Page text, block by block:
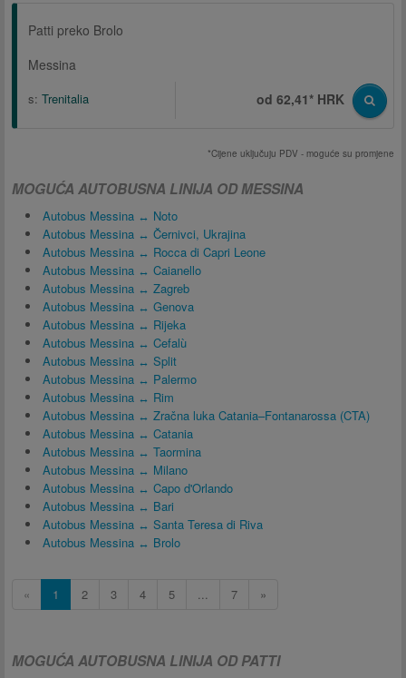
Patti preko Brolo
Messina
s: Trenitalia od 62,41* HRK
*Cijene uključuju PDV - moguće su promjene
MOGUĆA AUTOBUSNA LINIJA OD MESSINA
Autobus Messina ↔ Noto
Autobus Messina ↔ Černivci, Ukrajina
Autobus Messina ↔ Rocca di Capri Leone
Autobus Messina ↔ Caianello
Autobus Messina ↔ Zagreb
Autobus Messina ↔ Genova
Autobus Messina ↔ Rijeka
Autobus Messina ↔ Cefalù
Autobus Messina ↔ Split
Autobus Messina ↔ Palermo
Autobus Messina ↔ Rim
Autobus Messina ↔ Zračna luka Catania–Fontanarossa (CTA)
Autobus Messina ↔ Catania
Autobus Messina ↔ Taormina
Autobus Messina ↔ Milano
Autobus Messina ↔ Capo d'Orlando
Autobus Messina ↔ Bari
Autobus Messina ↔ Santa Teresa di Riva
Autobus Messina ↔ Brolo
« 1 2 3 4 5 ... 7 »
MOGUĆA AUTOBUSNA LINIJA OD PATTI